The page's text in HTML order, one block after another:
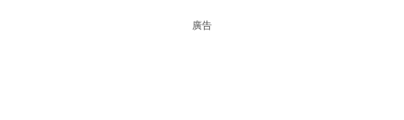
廣告